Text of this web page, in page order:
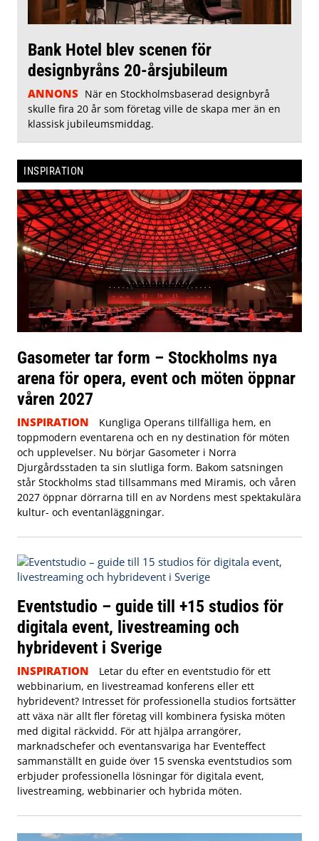
Bank Hotel blev scenen för
designbyråns 20-årsjubileum
ANNONS När en Stockholmsbaserad designbyrå
skulle fira 20 år som företag ville de skapa mer än en
klassisk jubileumsmiddag.
INSPIRATION
Gasometer tar form – Stockholms nya
arena för opera, event och möten öppnar
våren 2027
INSPIRATION
Kungliga Operans tillfälliga hem, en
toppmodern eventarena och en ny destination för möten
och upplevelser. Nu börjar Gasometer i Norra
Djurgårdsstaden ta sin slutliga form. Bakom satsningen
står Stockholms stad tillsammans med Miramis, och våren
2027 öppnar dörrarna till en av Nordens mest spektakulära
kultur- och eventanläggningar.
Eventstudio – guide till +15 studios för
digitala event, livestreaming och
hybridevent i Sverige
INSPIRATION
Letar du efter en eventstudio för ett
webbinarium, en livestreamad konferens eller ett
hybridevent? Intresset för professionella studios fortsätter
att växa när allt fler företag vill kombinera fysiska möten
med digital räckvidd. För att hjälpa arrangörer,
marknadschefer och eventansvariga har Eventeffect
sammanställt en guide över 15 svenska eventstudios som
erbjuder professionella lösningar för digitala event,
livestreaming, webbinarier och hybrida möten.